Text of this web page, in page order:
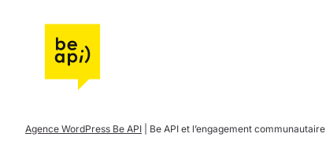
Agence WordPress Be API Be API et l’engagement communautaire